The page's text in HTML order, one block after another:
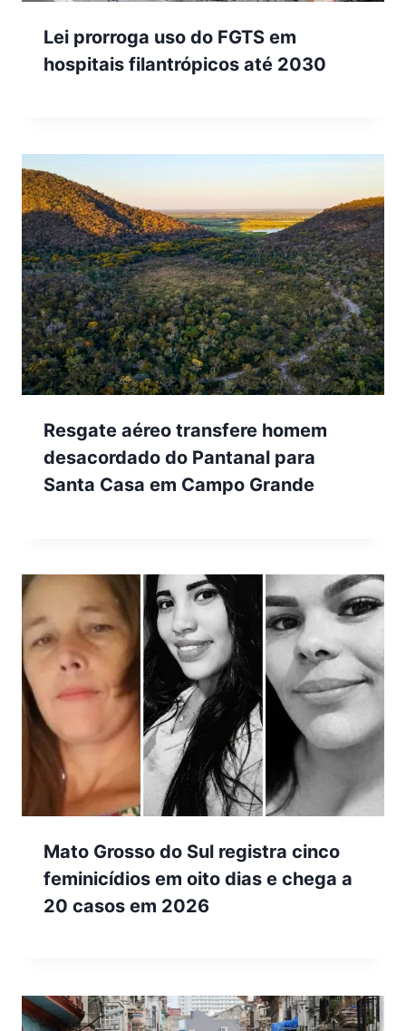
Lei prorroga uso do FGTS em
hospitais filantrópicos até 2030
Resgate aéreo transfere homem
desacordado do Pantanal para
Santa Casa em Campo Grande
Mato Grosso do Sul registra cinco
feminicídios em oito dias e chega a
20 casos em 2026